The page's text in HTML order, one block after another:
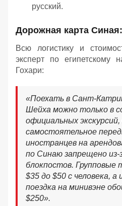
русский.
Дорожная карта
Всю логистику и
эксперт по египетскому
Гохари:
«Поехать в Сант-
Шейха можно только в
официальных
самостоятельное
иностранцев на
по Синаю запрещено из-
блокпостов.
$35 до $50 с человека, а
поездка на минивэне
$250».